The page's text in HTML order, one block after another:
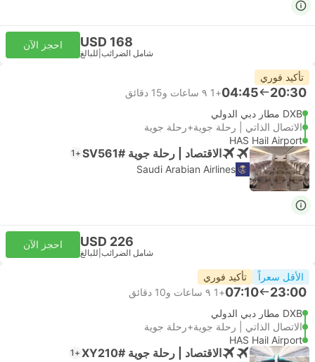
USD 168
شامل الضرائب للبالغ
احجز الآن
تأكيد فوري
20:30
04:45
+1
٩ ساعات و‫15 دقائق
DXB مطار دبي الدولي
الاتصال الذاتي | رحلة جوية+رحلة جوية
HAS Hail Airport
الاقتصاد | رحلة جوية #SV561 +1
Saudi Arabian Airlines
USD 226
شامل الضرائب للبالغ
احجز الآن
الأقل سعراً تأكيد فوري
23:00
07:10
+1
٩ ساعات و‫10 دقائق
DXB مطار دبي الدولي
الاتصال الذاتي | رحلة جوية+رحلة جوية
HAS Hail Airport
الاقتصاد | رحلة جوية #XY210 +1